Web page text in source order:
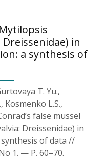
in
a synthesis of
T. Yu.,
Kosmenko L.S.,
false mussel
Dreissenidae) in
of data //
1. — P. 60–70.